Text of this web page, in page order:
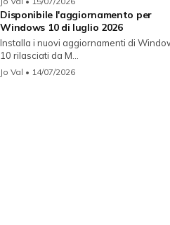
Disponibile l'aggiornamento per
Windows 10 di luglio 2026
Installa i nuovi aggiornamenti di
10 rilasciati da M...
Jo Val • 14/07/2026